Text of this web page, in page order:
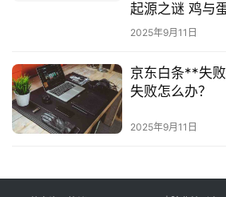
起源之谜 鸡与
2025年9月11日
京东白条**失
失败怎么办？
2025年9月11日